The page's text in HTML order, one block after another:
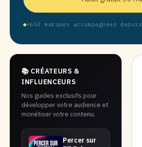
+650 marques accompagnées
📚 CRÉATEURS &
INFLUENCEURS
Nos guides exclusifs pour
développer votre audience et
monétiser votre contenu.
Percer sur